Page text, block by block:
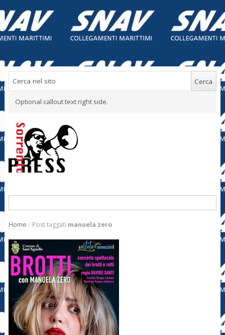
Optional callout text right side.
Home / Post taggati manuela zero